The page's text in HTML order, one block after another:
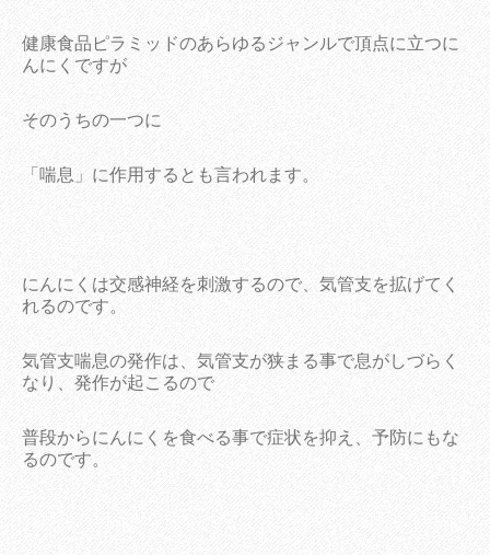
健康食品ピラミッドのあらゆるジャンルで頂点に立つに
んにくですが
そのうちの一つに
「喘息」に作用するとも言われます。
にんにくは交感神経を刺激するので、気管支を拡げてく
れるのです。
気管支喘息の発作は、気管支が狭まる事で息がしづらく
なり、発作が起こるので
普段からにんにくを食べる事で症状を抑え、予防にもな
るのです。